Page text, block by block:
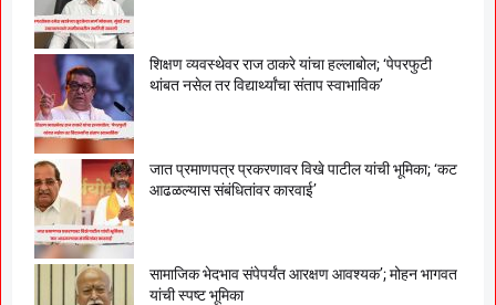
शिक्षण व्यवस्थेवर राज ठाकरे यांचा हल्लाबोल; ‘पेपरफुटी
थांबत नसेल तर विद्यार्थ्यांचा संताप स्वाभाविक’
जात प्रमाणपत्र प्रकरणावर विखे पाटील यांची भूमिका; ‘कट
आढळल्यास संबंधितांवर कारवाई’
सामाजिक भेदभाव संपेपर्यंत आरक्षण आवश्यक’; मोहन भागवत
यांची स्पष्ट भूमिका